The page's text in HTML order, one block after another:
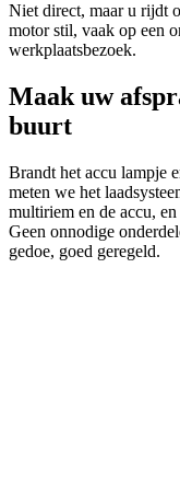
Niet direct, maar u rijdt
motor stil, vaak op een
werkplaatsbezoek.
Maak uw
buurt
Brandt het accu lampje
meten we het
multiriem en de accu,
Geen onnodige
gedoe, goed geregeld.